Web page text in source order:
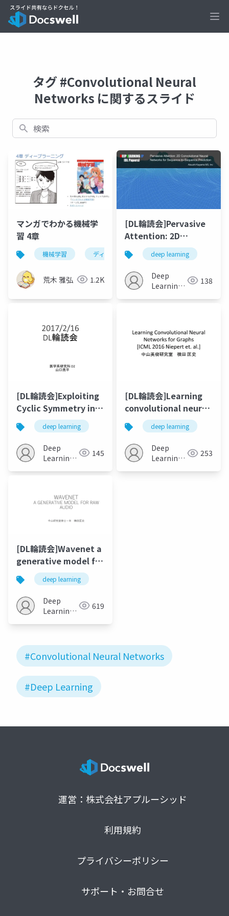
タグ #Convolutional Neural
Networks に関するスライド
検索
マンガでわかる機械学
習 4章
機械学習 ディープニューラルネットワーク
荒木 雅弘 1.2K
[DL輪読会]Pervasive
Attention: 2D
Convolutional Neural
Networks for
Sequence-to-
Sequence Prediction
deep learning
Deep
Learning
138
[DL輪読会]Exploiting
Cyclic Symmetry in
Convolutional Neural
Networks
deep learning
Deep
Learning
145
[DL輪読会]Learning
convolutional neural
networks for graphs
deep learning
Deep
Learning
253
[DL輪読会]Wavenet a
generative model for
raw audiodeep learning
Deep
Learning
619
#Convolutional Neural Networks
#Deep Learning
運営：株式会社アプルーシッド
利用規約
プライバシーポリシー
サポート・お問合せ